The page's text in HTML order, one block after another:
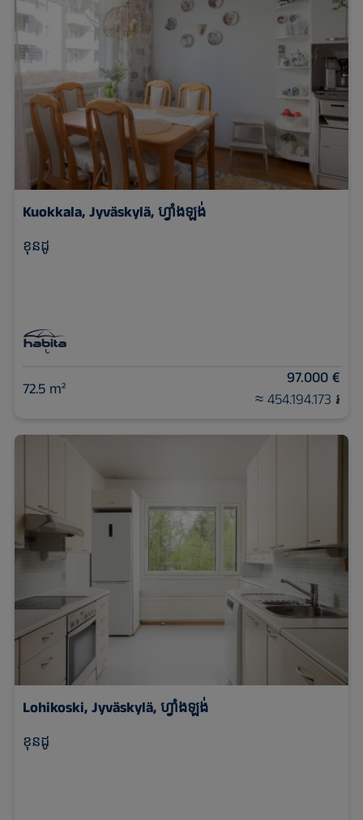
Kuokkala, Jyväskylä, ហ្វាំងឡង់
ខុនដូ
72.5 m²
97.000 €
≈ 454.194.173 ៛
Lohikoski, Jyväskylä, ហ្វាំងឡង់
ខុនដូ